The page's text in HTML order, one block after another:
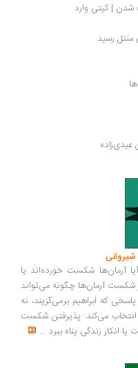
آرمان‌ها شکست خورده‌اند یا
آرمان‌ها چگونه می‌تواند
که ابراهیم برمی‌گزیند، نه
انتخاب می‌کند: پذیرفتن شکست
انکار زندگی پناه ببرد ...